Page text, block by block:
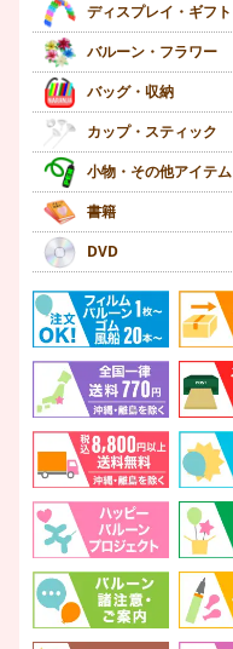
ディスプレイ・ギフト
バルーン・フラワー
バッグ・収納
カップ・スティック
小物・その他アイテム
書籍
DVD